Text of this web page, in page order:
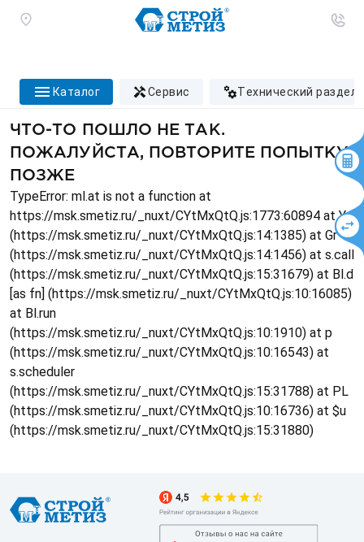
каталог сервис технический раздел
ЧТО-ТО ПОШЛО НЕ ТАК.
ПОЖАЛУЙСТА, ПОВТОРИТЕ ПОПЫТКУ
ПОЗЖЕ
TypeError: ml.at is not a function at
https://msk.smetiz.ru/_nuxt/CYtMxQtQ.js:1773:60894 at Ys
(https://msk.smetiz.ru/_nuxt/CYtMxQtQ.js:14:1385) at Gr
(https://msk.smetiz.ru/_nuxt/CYtMxQtQ.js:14:1456) at s.call
(https://msk.smetiz.ru/_nuxt/CYtMxQtQ.js:15:31679) at Bl.d
[as fn] (https://msk.smetiz.ru/_nuxt/CYtMxQtQ.js:10:16085)
at Bl.run
(https://msk.smetiz.ru/_nuxt/CYtMxQtQ.js:10:1910) at p
(https://msk.smetiz.ru/_nuxt/CYtMxQtQ.js:10:16543) at
s.scheduler
(https://msk.smetiz.ru/_nuxt/CYtMxQtQ.js:15:31788) at PL
(https://msk.smetiz.ru/_nuxt/CYtMxQtQ.js:10:16736) at $u
(https://msk.smetiz.ru/_nuxt/CYtMxQtQ.js:15:31880)